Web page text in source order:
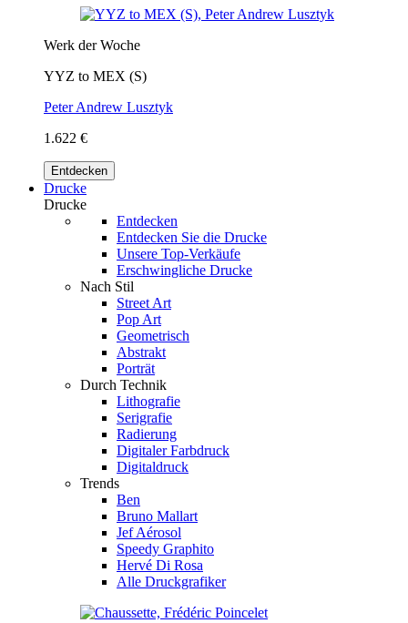
Werk der Woche
YYZ to MEX (S)
Peter Andrew Lusztyk
1.622 €
Entdecken
Drucke
Drucke
Entdecken
Entdecken Sie die Drucke
Unsere Top-Verkäufe
Erschwingliche Drucke
Nach Stil
Street Art
Pop Art
Geometrisch
Abstrakt
Porträt
Durch Technik
Lithografie
Serigrafie
Radierung
Digitaler Farbdruck
Digitaldruck
Trends
Ben
Bruno Mallart
Jef Aérosol
Speedy Graphito
Hervé Di Rosa
Alle Druckgrafiker